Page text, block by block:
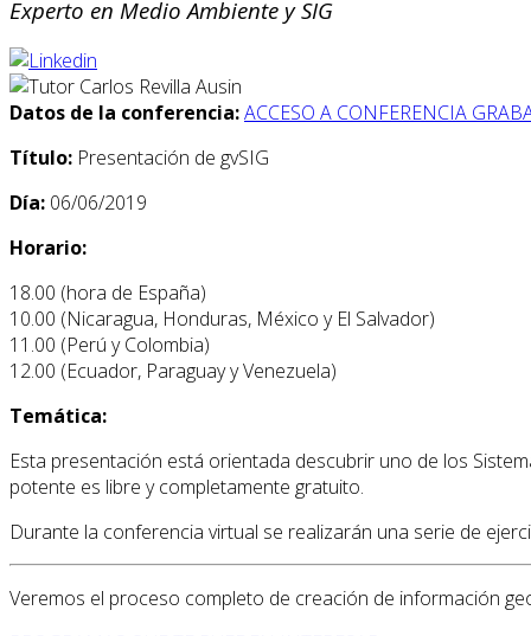
Experto en Medio Ambiente y SIG
Datos de la conferencia:ACCESO A CONFERENCIA
Título: Presentación de gvSIG
Día: 06/06/2019
Horario:
18.00 (hora de España)
10.00 (Nicaragua, Honduras, México y El Salvador)
11.00 (Perú y Colombia)
12.00 (Ecuador, Paraguay y Venezuela)
Temática:
Esta presentación está orientada descubrir uno de los
potente es libre y completamente gratuito.
Durante la conferencia virtual se realizarán una serie de
Veremos el proceso completo de creación de información